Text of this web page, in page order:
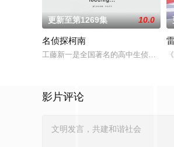
更新至第1269集 10.0
名侦探柯南
工藤新一是全国著名的高中生侦探，
影片评论